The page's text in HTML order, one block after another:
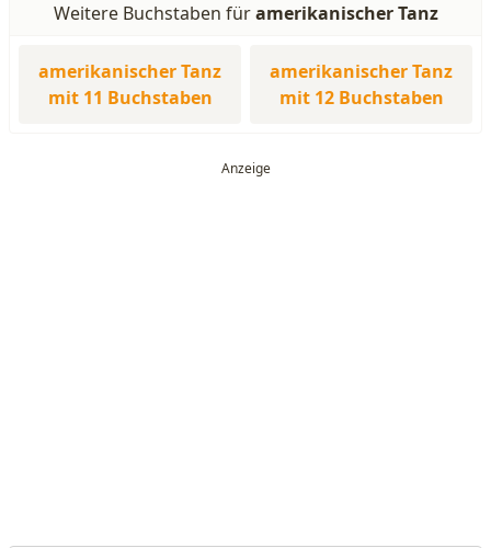
Weitere Buchstaben füramerikanischer Tanz
amerikanischer Tanz
mit 11 Buchstaben
amerikanischer Tanz
mit 12 Buchstaben